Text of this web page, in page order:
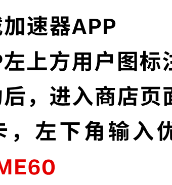
在不断增加
欧服游戏加速器已为
保护特征，不
多语言界面
欧服游戏加速器提供
高级数据泄漏